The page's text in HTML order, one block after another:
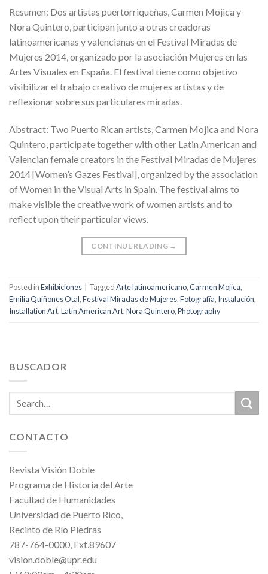
Resumen: Dos artistas puertorriqueñas, Carmen Mojica y
Nora Quintero, participan junto a otras creadoras
latinoamericanas y valencianas en el Festival Miradas de
Mujeres 2014, organizado por la asociación Mujeres en las
Artes Visuales en España. El festival tiene como objetivo
visibilizar el trabajo creativo de mujeres artistas y de
reflexionar sobre sus particulares miradas.
Abstract: Two Puerto Rican artists, Carmen Mojica and Nora
Quintero, participate together with other Latin American and
Valencian female creators in the Festival Miradas de Mujeres
2014 [Women’s Gazes Festival], organized by the association
of Women in the Visual Arts in Spain. The festival aims to
make visible the creative work of women artists and to
reflect upon their particular views.
CONTINUE READING →
Posted inExhibiciones TaggedArte latinoamericano,Carmen Mojica,
Emilia Quiñones Otal,Festival Miradas de Mujeres,Fotografía, Instalación,
Installation Art,Latin American Art,Nora Quintero,Photography
BUSCADOR
CONTACTO
Revista Visión Doble
Programa de Historia del Arte
Facultad de Humanidades
Universidad de Puerto Rico,
Recinto de Río Piedras
787-764-0000, Ext.89607
vision.doble@upr.edu